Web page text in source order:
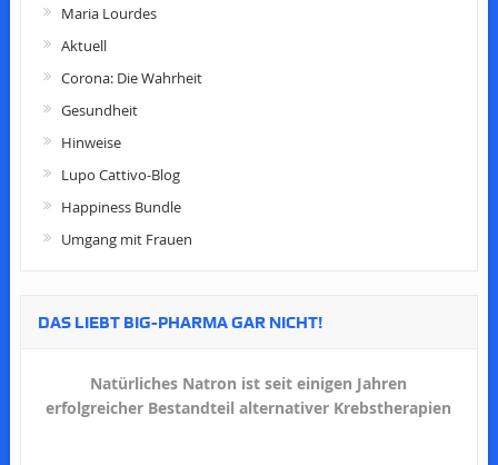
Maria Lourdes
Aktuell
Corona: Die Wahrheit
Gesundheit
Hinweise
Lupo Cattivo-Blog
Happiness Bundle
Umgang mit Frauen
DAS LIEBT BIG-PHARMA GAR NICHT!
Natürliches Natron ist seit einigen Jahren
erfolgreicher Bestandteil alternativer Krebstherapien